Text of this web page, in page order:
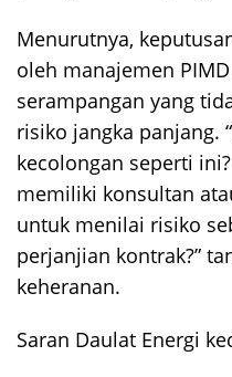
Menurutnya,
oleh manajemen
serampangan yang
risiko jangka panjang.
kecolongan seperti
memiliki konsultan
untuk menilai risiko
perjanjian kontrak?”
keheranan.
Saran Daulat Energi